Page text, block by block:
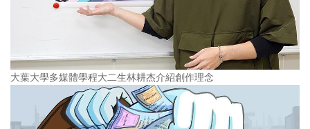
大葉大學多媒體學程大二生林耕杰介紹創作理念